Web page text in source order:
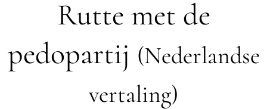
Rutte met de
pedopartij (Nederlandse
vertaling)